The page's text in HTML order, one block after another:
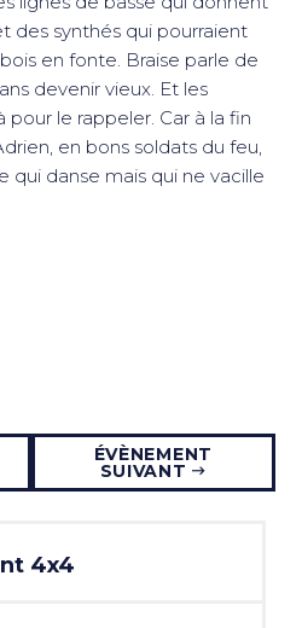
des synthés qui pourraient
en fonte. Braise parle de
devenir vieux. Et les
le rappeler. Car à la fin
en bons soldats du feu,
qui danse mais qui ne vacille
ÉVÈNEMENT
SUIVANT
4x4